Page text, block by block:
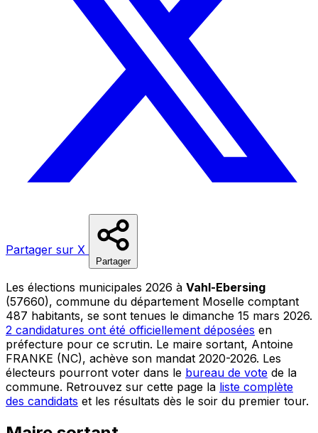
Partager sur X
Partager
Les élections municipales 2026 à Vahl-Ebersing
(57660), commune du département Moselle comptant
487 habitants, se sont tenues le dimanche 15 mars 2026.
2 candidatures ont été officiellement déposées en
préfecture pour ce scrutin. Le maire sortant, Antoine
FRANKE (NC), achève son mandat 2020-2026. Les
électeurs pourront voter dans le bureau de vote de la
commune. Retrouvez sur cette page la liste complète
des candidats et les résultats dès le soir du premier tour.